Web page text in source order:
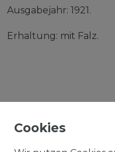
Ausgabejahr: 1921.
Erhaltung: mit Falz.
Cookies